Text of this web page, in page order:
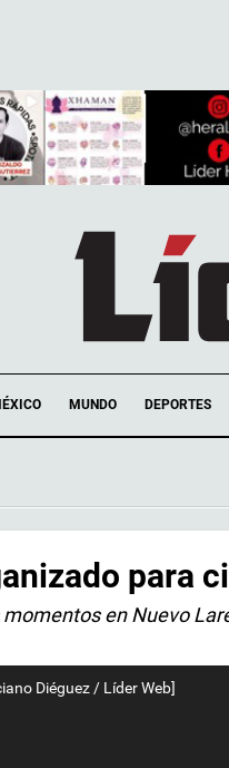
MUNDO DEPORTES
para
en Nuevo
Diéguez / Líder Web]